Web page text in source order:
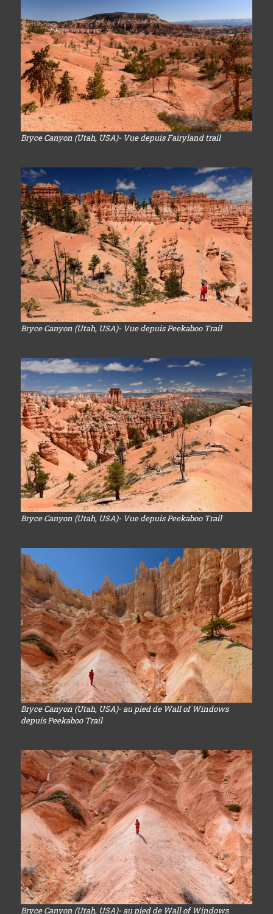
Bryce Canyon (Utah, USA)- Vue depuis Fairyland trail
Bryce Canyon (Utah, USA)- Vue depuis Peekaboo Trail
Bryce Canyon (Utah, USA)- Vue depuis Peekaboo Trail
Bryce Canyon (Utah, USA)- au pied de Wall of Windows
depuis Peekaboo Trail
Bryce Canyon (Utah, USA)- au pied de Wall of Windows